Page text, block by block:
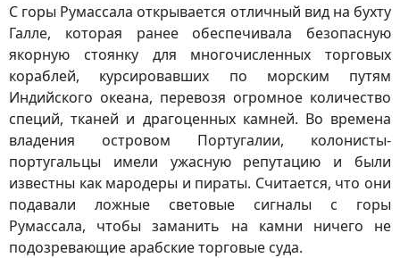
С горы Румассала открывается отличный вид на бухту
Галле, которая ранее обеспечивала безопасную
якорную стоянку для многочисленных торговых
кораблей, курсировавших по морским путям
Индийского океана, перевозя огромное количество
специй, тканей и драгоценных камней. Во времена
владения островом Португалии, колонисты-
португальцы имели ужасную репутацию и были
известны как мародеры и пираты. Считается, что они
подавали ложные световые сигналы с горы
Румассала, чтобы заманить на камни ничего не
подозревающие арабские торговые суда.